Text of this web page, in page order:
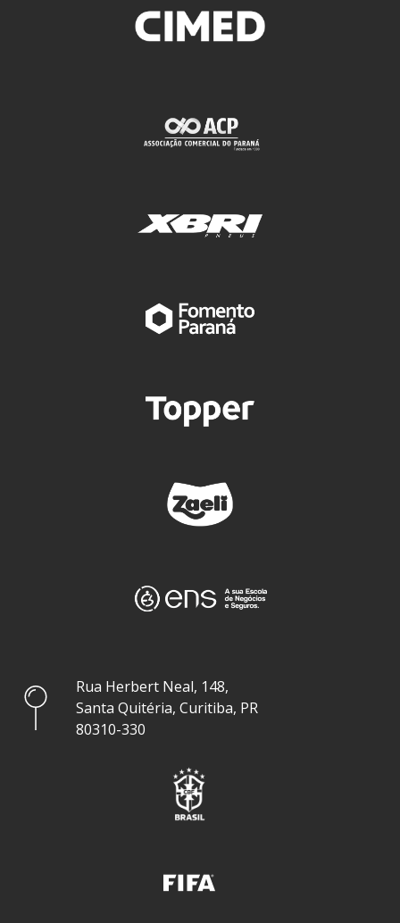
Rua Herbert Neal, 148,
Santa Quitéria, Curitiba, PR
80310-330